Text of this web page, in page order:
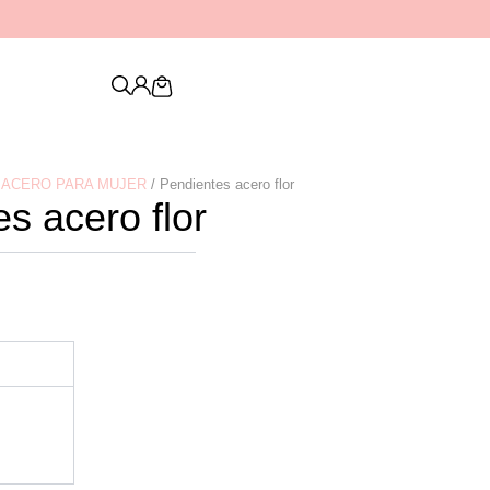
PARA MUJER / Pendientes acero flor
acero flor